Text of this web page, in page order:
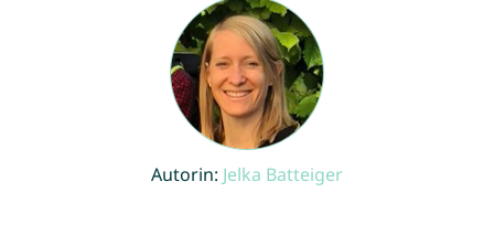
Autorin: Jelka Batteiger